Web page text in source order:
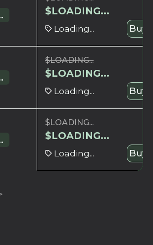
$LOADING...
Loading... Buy
$LOADING...
$LOADING...
Loading... Buy
$LOADING...
$LOADING...
Loading... Buy